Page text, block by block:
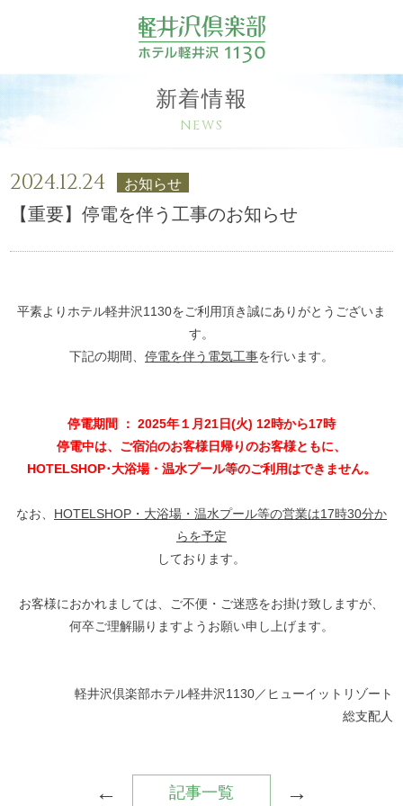
新着情報
NEWS
2024.12.24 お知らせ
【重要】停電を伴う工事のお知らせ
平素よりホテル軽井沢1130をご利用頂き誠にありがとうございま
す。
下記の期間、 停電を伴う 電気工事を行います。
停電期間 ： 2025年１月21日(火) 12時から17時
停電中は、ご宿泊のお客様日帰りのお客様ともに、
HOTELSHOP･大浴場・温水プール等のご利用はできません。
なお、 HOTELSHOP・大浴場・温水プール等の営業は17時30分か
らを予定
しております。
お客様におかれましては、ご不便・ご迷惑をお掛け致しますが、
何卒ご理解賜りますようお願い申し上げます。
軽井沢倶楽部ホテル軽井沢1130／ヒューイットリゾート
総支配人
← 記事一覧 →